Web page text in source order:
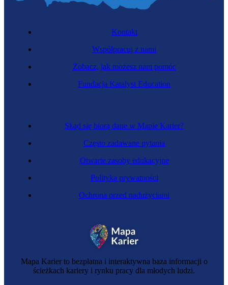
Mapa Karier to bezpłatna i interaktywna baza informacji o
ścieżkach kariery i rynku pracy dla młodych ludzi.
Skąd się biorą dane w Mapie Karier?
Często zadawane pytania
Otwarte zasoby edukacyjne
Polityka prywatności
Ochrona przed nadużyciami
Kontakt
Współpracuj z nami
Zobacz, jak możesz nam pomóc
Fundacja Katalyst Education